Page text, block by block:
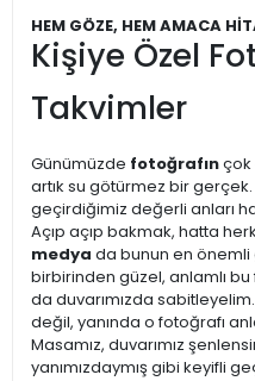
HEM GÖZE, HEM AMACA
Kişiye Özel
Takvimler
Günümüzde fotoğrafınçok
artık su götürmez bir
geçirdiğimiz değerli anları
Açıp açıp bakmak, hatta
medya da bunun en
birbirinden güzel, anlamlı
da duvarımızda
değil, yanında o fotoğrafı
Masamız, duvarımız
yanımızdaymış gibi keyifli